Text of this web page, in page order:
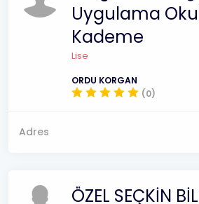
Uygulama
Kademe
Lise
ORDU KORGAN
(0)
Adres
ÖZEL SEÇKİN